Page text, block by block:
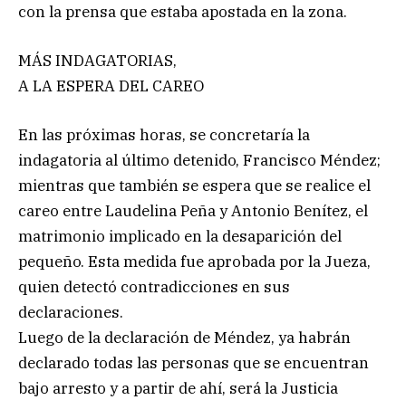
con la prensa que estaba apostada en la zona.
MÁS INDAGATORIAS,
A LA ESPERA DEL CAREO
En las próximas horas, se concretaría la
indagatoria al último detenido, Francisco Méndez;
mientras que también se espera que se realice el
careo entre Laudelina Peña y Antonio Benítez, el
matrimonio implicado en la desaparición del
pequeño. Esta medida fue aprobada por la Jueza,
quien detectó contradicciones en sus
declaraciones.
Luego de la declaración de Méndez, ya habrán
declarado todas las personas que se encuentran
bajo arresto y a partir de ahí, será la Justicia